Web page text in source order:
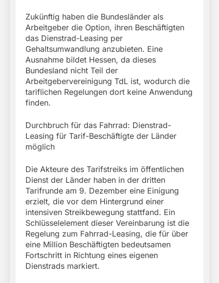
Zukünftig haben die Bundesländer als
Arbeitgeber die Option, ihren Beschäftigten
das Dienstrad-Leasing per
Gehaltsumwandlung anzubieten. Eine
Ausnahme bildet Hessen, da dieses
Bundesland nicht Teil der
Arbeitgebervereinigung TdL ist, wodurch die
tariflichen Regelungen dort keine Anwendung
finden.
Durchbruch für das Fahrrad: Dienstrad-
Leasing für Tarif-Beschäftigte der Länder
möglich
Die Akteure des Tarifstreiks im öffentlichen
Dienst der Länder haben in der dritten
Tarifrunde am 9. Dezember eine Einigung
erzielt, die vor dem Hintergrund einer
intensiven Streikbewegung stattfand. Ein
Schlüsselelement dieser Vereinbarung ist die
Regelung zum Fahrrad-Leasing, die für über
eine Million Beschäftigten bedeutsamen
Fortschritt in Richtung eines eigenen
Dienstrads markiert.